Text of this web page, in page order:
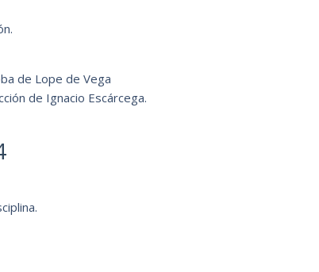
de Lope de Vega
de Ignacio Escárcega.